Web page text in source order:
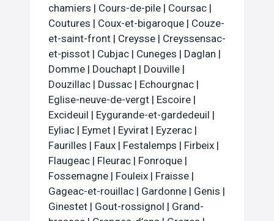
chamiers | Cours-de-pile | Coursac |
Coutures | Coux-et-bigaroque | Couze-
et-saint-front | Creysse | Creyssensac-
et-pissot | Cubjac | Cuneges | Daglan |
Domme | Douchapt | Douville |
Douzillac | Dussac | Echourgnac |
Eglise-neuve-de-vergt | Escoire |
Excideuil | Eygurande-et-gardedeuil |
Eyliac | Eymet | Eyvirat | Eyzerac |
Faurilles | Faux | Festalemps | Firbeix |
Flaugeac | Fleurac | Fonroque |
Fossemagne | Fouleix | Fraisse |
Gageac-et-rouillac | Gardonne | Genis |
Ginestet | Gout-rossignol | Grand-